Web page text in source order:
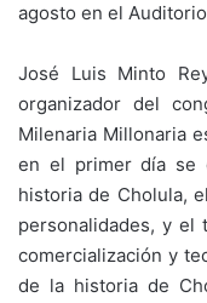
agosto en el
José Luis Minto
organizador del
Milenaria Millonaria
en el primer día se
historia de Cholula,
personalidades, y el
comercialización y
de la historia de